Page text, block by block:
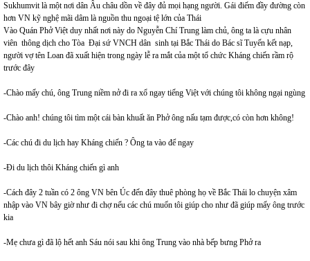
Sukhumvit là một nơi dân Âu châu dồn về đây đủ mọi hạng người. Gái điếm đầy đường còn
hơn VN kỹ nghệ mãi dâm là nguồn thu ngoại tệ lớn của Thái
Vào Quán Phở Việt duy nhất nơi này do Nguyễn Chí Trung làm chủ, ông ta là cựu nhân
viên thông dịch cho Tòa Đại sứ VNCH dân sinh tại Bắc Thái do Bác sĩ Tuyến kết nạp,
người vợ tên Loan đã xuất hiện trong ngày lễ ra mắt của một tổ chức Kháng chiến rầm rộ
trước đây
-Chào mấy chú, ông Trung niềm nở đi ra xổ ngay tiếng Việt với chúng tôi không ngại ngùng
-Chào anh! chúng tôi tìm một cái bàn khuất ăn Phở ông nấu tạm được,có còn hơn không!
-Các chú đi du lịch hay Kháng chiến ? Ông ta vào để ngay
-Đi du lịch thôi Kháng chiến gì anh
-Cách đây 2 tuần có 2 ông VN bên Úc đến đây thuê phòng họ về Bắc Thái lo chuyện xâm
nhập vào VN bây giờ như đi chợ nếu các chú muốn tôi giúp cho như đã giúp mấy ông trước
kia
-Mẹ chưa gì đã lộ hết anh Sáu nói sau khi ông Trung vào nhà bếp bưng Phở ra